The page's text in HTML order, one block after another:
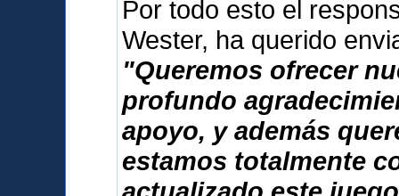
Por todo esto el
Wester, ha querido
"Queremos ofrecer
profundo
apoyo, y además
estamos totalmente